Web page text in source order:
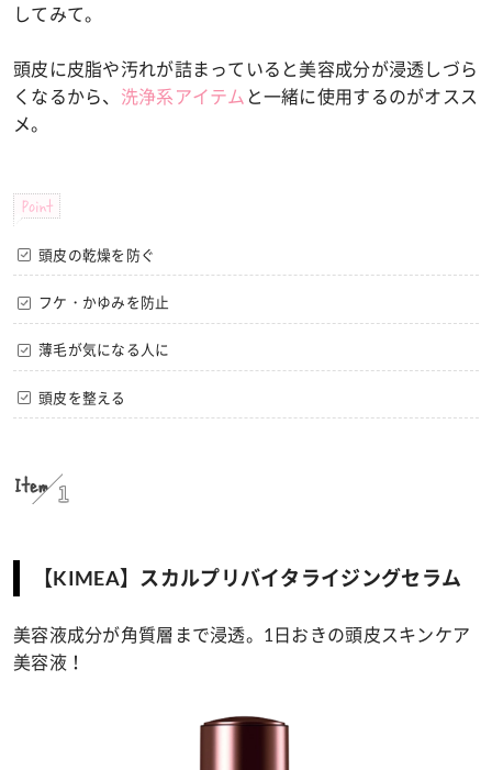
してみて。
頭皮に皮脂や汚れが詰まっていると美容成分が浸透しづら
くなるから、 洗浄系アイテム と一緒に使用するのがオスス
メ。
Point
頭皮の乾燥を防ぐ
フケ・かゆみを防止
薄毛が気になる人に
頭皮を整える
Item 1
【KIMEA】スカルプリバイタライジングセラム
美容液成分が角質層まで浸透。1日おきの頭皮スキンケア
美容液！